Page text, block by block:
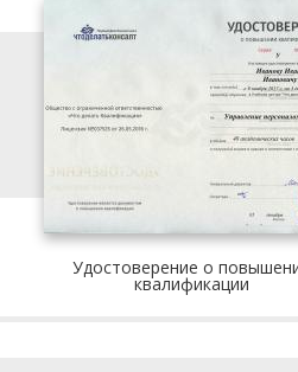
Удостоверение о
квалификации